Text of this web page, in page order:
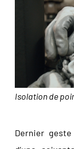
Isolation de
Dernier